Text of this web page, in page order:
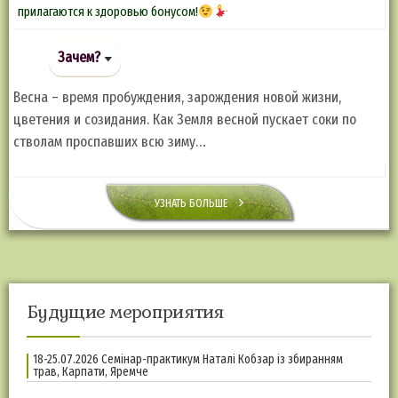
прилагаются к здоровью бонусом!
Зачем?
Весна – время пробуждения, зарождения новой жизни,
цветения и созидания. Как Земля весной пускает соки по
стволам проспавших всю зиму…
УЗНАТЬ БОЛЬШЕ
Будущие мероприятия
18-25.07.2026 Семінар-практикум Наталі Кобзар із збиранням
трав, Карпати, Яремче